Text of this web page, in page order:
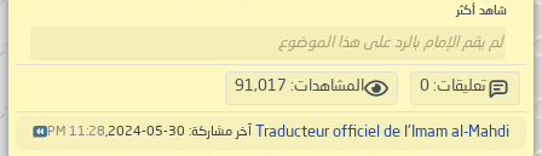
شاهد أكثر
لم يقم الإمام بالرد على هذا الموضوع
تعليقات: 0 المشاهدات: 91,017
Traducteur officiel de l'Imam al-Mahdi آخر مشاركة: 30-05-2024, 11:28 PM